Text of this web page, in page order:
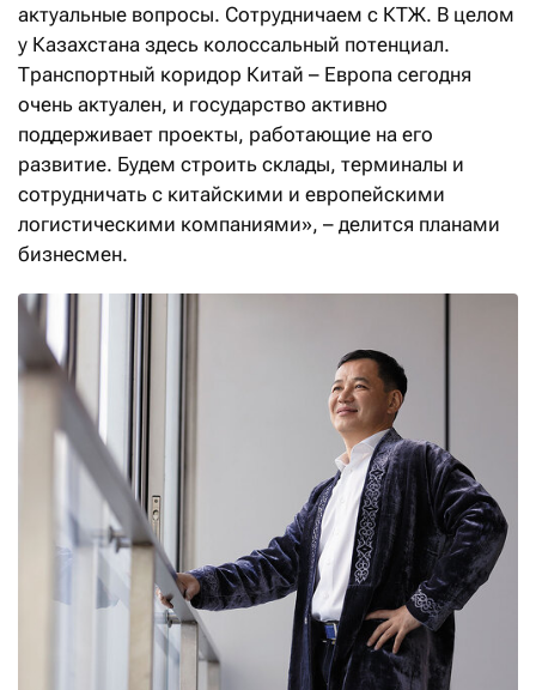
актуальные вопросы. Сотрудничаем с КТЖ. В целом
у Казахстана здесь колоссальный потенциал.
Транспортный коридор Китай – Европа сегодня
очень актуален, и государство активно
поддерживает проекты, работающие на его
развитие. Будем строить склады, терминалы и
сотрудничать с китайскими и европейскими
логистическими компаниями», – делится планами
бизнесмен.